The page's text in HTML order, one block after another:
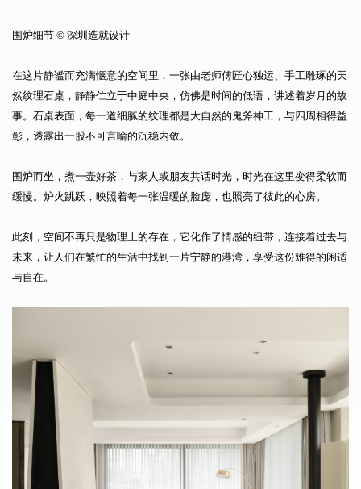
围炉细节 © 深圳造就设计
在这片静谧而充满惬意的空间里，一张由老师傅匠心独运、手工雕琢的天
然纹理石桌，静静伫立于中庭中央，仿佛是时间的低语，讲述着岁月的故
事。石桌表面，每一道细腻的纹理都是大自然的鬼斧神工，与四周相得益
彰，透露出一股不可言喻的沉稳内敛。
围炉而坐，煮一壶好茶，与家人或朋友共话时光，时光在这里变得柔软而
缓慢。炉火跳跃，映照着每一张温暖的脸庞，也照亮了彼此的心房。
此刻，空间不再只是物理上的存在，它化作了情感的纽带，连接着过去与
未来，让人们在繁忙的生活中找到一片宁静的港湾，享受这份难得的闲适
与自在。